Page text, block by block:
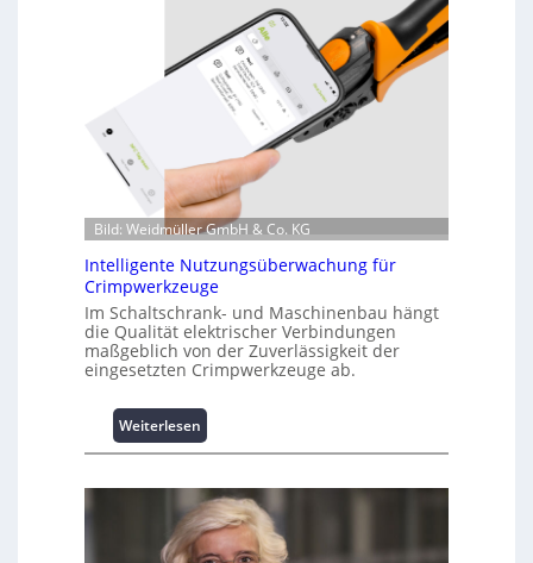
f
t
i
o
n
u
m
L
a
s
s
i
z
e
n
Bild: Weidmüller GmbH & Co. KG
Intelligente Nutzungsüberwachung für
Crimpwerkzeuge
Im Schaltschrank- und Maschinenbau hängt
die Qualität elektrischer Verbindungen
maßgeblich von der Zuverlässigkeit der
eingesetzten Crimpwerkzeuge ab.
Weiterlesen
I
t
e
l